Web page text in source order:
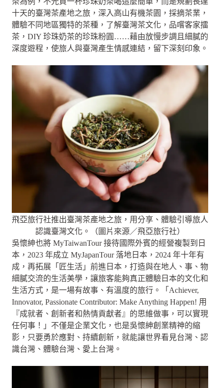
十天的臺灣茶產地之旅，深入高山有機茶園，採摘茶業，
體驗不同地區獨特的茶種，了解臺灣茶文化，品嚐客家擂
茶，DIY 珍珠奶茶的珍珠粉圓……藉由放慢步調且細膩的
深度遊程，使旅人與臺灣產生情感連結，留下深刻印象。
飛亞旅行社推出臺灣茶產地之旅，用分享、體驗引導旅人
認識臺灣文化。（圖片來源／飛亞旅行社）
吳懷紳也將 MyTaiwanTour 接待國際外賓的經營複製到日
本，2023 年成立 MyJapanTour 落地日本，2024 年十年有
成，再拓展「匠生活」前進日本，打造與在地人、事、物
細膩交流的生活美學，讓旅客能夠真正體驗日本的文化和
生活方式，是一場有故事、有溫度的旅行。「Achiever,
Innovator, Passionate Contributor: Make Anything Happen! 用
『成就者、創新者和熱情貢獻者』的思維做事，可以實現
任何事！」不僅是企業文化，也是吳懷紳創業精神的縮
影，只要勇於應對、持續創新，就能讓世界看見台灣、認
識台灣、體驗台灣、愛上台灣。